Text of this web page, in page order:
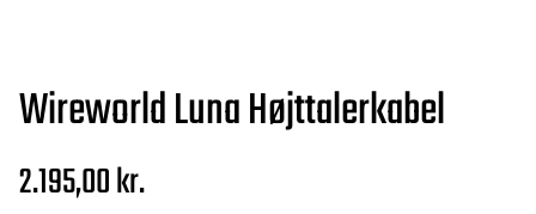
Wireworld Luna Højttalerkabel
2.195,00 kr.